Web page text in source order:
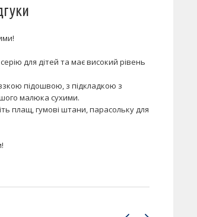
для дітей та має високий рівень
підошвою, з підкладкою з
малюка сухими.
плащ, гумові штани, парасольку для